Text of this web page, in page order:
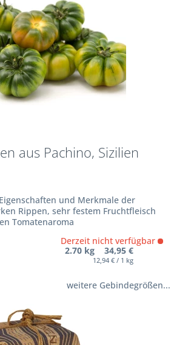
aus Pachino, Sizilien
und Merkmale der
Rippen, sehr festem Fruchtfleisch
Tomatenaroma
Derzeit nicht verfügbar
2.70 kg 34,95 €
12,94 € / 1 kg
weitere Gebindegrößen...